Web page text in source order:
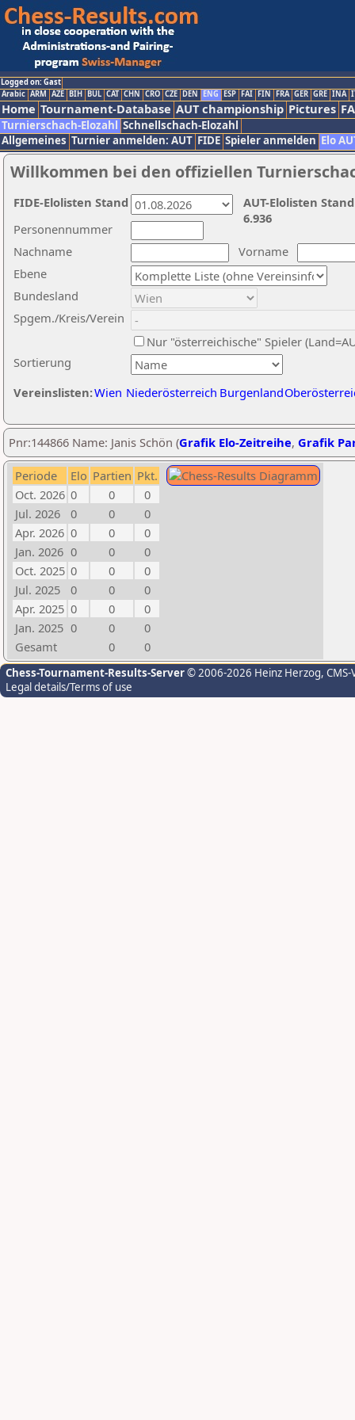
Logged on: Gast
Arabic ARM AZE BIH BUL CAT CHN CRO CZE DEN ENG ESP FAI FIN FRA GER GRE INA
Home Tournament-Database AUT championship Pictures
Turnierschach-Elozahl Schnellschach-Elozahl
Allgemeines Turnier anmelden: AUT FIDE Spieler anmelden Elo
Willkommen bei den offiziellen
Nachname
Vorname
Ebene
Sortierung
Personennummer
Bundesland
Spgem./Kreis/Verein
Nur "österreichische" Spieler
Vereinslisten:Wien Niederösterreich Burgenland
AUT-Elolisten
6.936
FIDE-Elolisten Stand
Pnr:144866 Name: Janis Schön (Grafik Elo-Zeitreihe, Grafik
Periode Elo Partien Pkt.
Oct. 2026 0 0
0
Jul. 2026
0 0
0
Apr. 2026 0 0
0
Jan. 2026 0 0
0
Oct. 2025 0 0
0
Jul. 2025
0 0
0
Apr. 2025 0 0
0
Jan. 2025 0 0
0
Gesamt
0 0
Chess-Tournament-Results-Server© 2006-2026 Heinz Herzog,
Legal details/Terms of use